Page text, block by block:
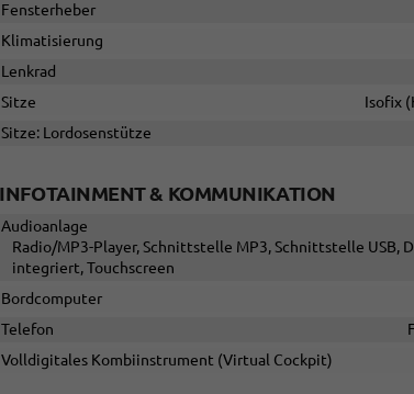
Fensterheber
Klimatisierung
Lenkrad
Sitze
Isofix
Sitze: Lordosenstütze
INFOTAINMENT & KOMMUNIKATION
Audioanlage
Radio/MP3-Player, Schnittstelle MP3, Schnittstelle USB,
integriert, Touchscreen
Bordcomputer
Telefon
Volldigitales Kombiinstrument (Virtual Cockpit)